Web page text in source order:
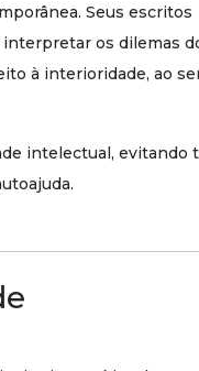
Qual é
do
linguagem e
poesia pode
de estímulos,
Seus escritos
os dilemas
à interioridade, ao
intelectual, evitando